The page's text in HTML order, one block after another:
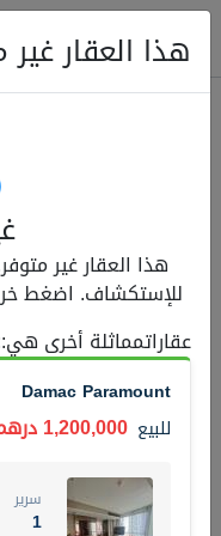
شقة للبيع 1,350,000 درهم
4
سرير
1
اسم الوسيط
ARSHAD SAIYED
هذا العقار غير
هذا العقار غير
للإستكشاف. اضغط
عقاراتمماثلة أخرى هي:
Damac Paramount
للبيع 1,200,000 درهم
سرير
1